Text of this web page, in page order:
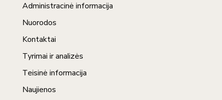
Administracinė informacija
Nuorodos
Kontaktai
Tyrimai ir analizės
Teisinė informacija
Naujienos